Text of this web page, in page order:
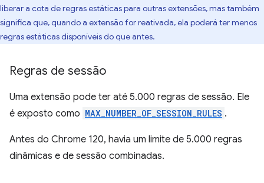
liberar a cota de regras estáticas para outras extensões, mas também
significa que, quando a extensão for reativada, ela poderá ter menos
regras estáticas disponíveis do que antes.
Regras de sessão
Uma extensão pode ter até 5.000 regras de sessão. Ele
é exposto como MAX_NUMBER_OF_SESSION_RULES .
Antes do Chrome 120, havia um limite de 5.000 regras
dinâmicas e de sessão combinadas.